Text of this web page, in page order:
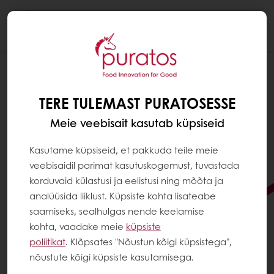
KAS OTSID VÕIMALUSI
TERE TULEMAST PURATOSESSE
Meie veebisait kasutab küpsiseid
Kasutame küpsiseid, et pakkuda teile meie
veebisaidil parimat kasutuskogemust, tuvastada
korduvaid külastusi ja eelistusi ning mõõta ja
analüüsida liiklust. Küpsiste kohta lisateabe
saamiseks, sealhulgas nende keelamise
kohta, vaadake meie küpsiste
poliitikat. Klõpsates "Nõustun kõigi küpsistega",
nõustute kõigi küpsiste kasutamisega.